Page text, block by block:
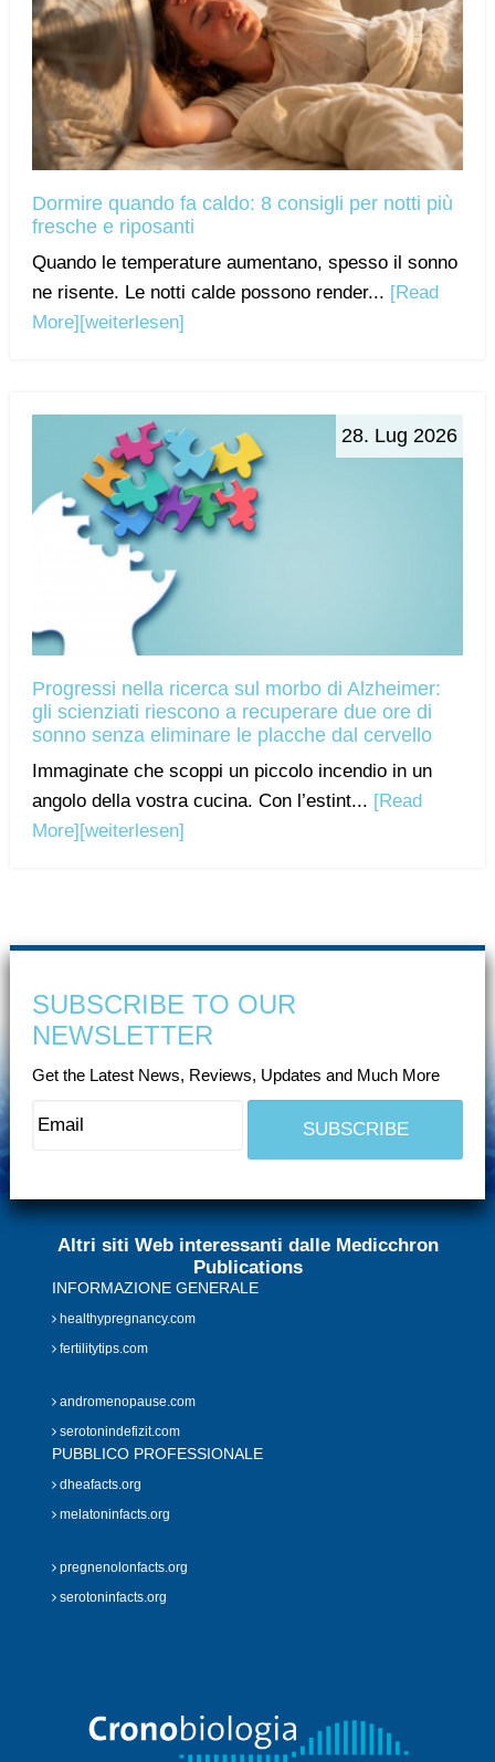
Dormire quando fa caldo: 8 consigli per notti più
fresche e riposanti
Quando le temperature aumentano, spesso il sonno
ne risente. Le notti calde possono render... [Read
More] [weiterlesen]
28. Lug 2026
Progressi nella ricerca sul morbo di Alzheimer:
gli scienziati riescono a recuperare due ore di
sonno senza eliminare le placche dal cervello
Immaginate che scoppi un piccolo incendio in un
angolo della vostra cucina. Con l’estint... [Read
More][weiterlesen]
SUBSCRIBE TO OUR
NEWSLETTER
Get the Latest News, Reviews, Updates and Much More
Altri siti Web interessanti dalle Medicchron
Publications
INFORMAZIONE GENERALE
healthypregnancy.com
fertilitytips.com
andromenopause.com
serotonindefizit.com
PUBBLICO PROFESSIONALE
dheafacts.org
melatoninfacts.org
pregnenolonfacts.org
serotoninfacts.org